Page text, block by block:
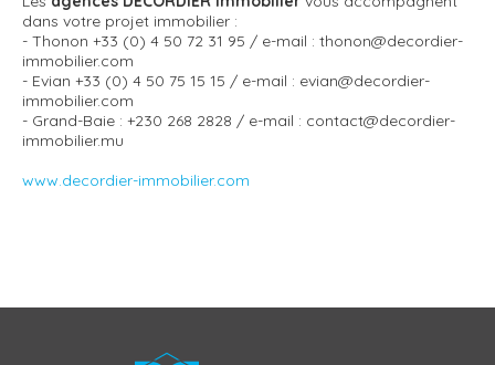
dans votre projet immobilier :
- Thonon +33 (0) 4 50 72 31 95 / e-mail : thonon@decordier-
immobilier.com
- Evian +33 (0) 4 50 75 15 15 / e-mail : evian@decordier-
immobilier.com
- Grand-Baie : +230 268 2828 / e-mail : contact@decordier-
immobilier.mu
www.decordier-immobilier.com